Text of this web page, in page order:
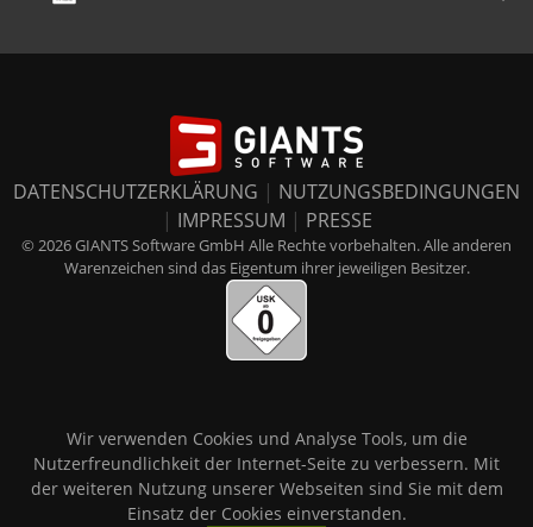
DATENSCHUTZERKLÄRUNG | NUTZUNGSBEDINGUNGEN
| IMPRESSUM | PRESSE
© 2026 GIANTS Software GmbH Alle Rechte vorbehalten. Alle anderen
Warenzeichen sind das Eigentum ihrer jeweiligen Besitzer.
Wir verwenden Cookies und Analyse Tools, um die
Nutzerfreundlichkeit der Internet-Seite zu verbessern. Mit
der weiteren Nutzung unserer Webseiten sind Sie mit dem
Einsatz der Cookies einverstanden.